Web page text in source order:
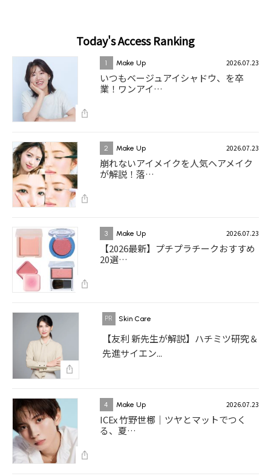
Today's Access Ranking
1 Make Up 2026.07.23
いつもベージュアイシャドウ、を卒
業！ワンアイ…
2 Make Up 2026.07.23
崩れないアイメイクを人気ヘアメイク
が解説！落…
3 Make Up 2026.07.23
【2026最新】プチプラチークおすすめ
20選…
Skin Care
【友利 新先生が解説】ハチミツ研究＆
先進サイエン...
4 Make Up 2026.07.23
ICEx 竹野世梛｜ツヤとマットでつく
る、夏…